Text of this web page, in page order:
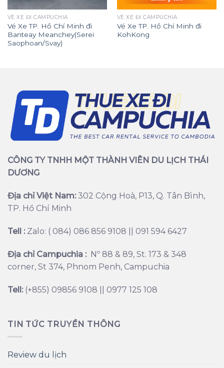
VÉ XE ĐI CAMPUCHIA
Vé Xe TP. Hồ Chí Minh đi
Banteay Meanchey(Serei
Saophoan/Svay)
VÉ XE ĐI CAMPUCHIA
Vé Xe TP. Hồ Chí Minh đi
KohKong
CÔNG TY TNHH MỘT THÀNH VIÊN DU LỊCH THÁI
DƯƠNG
Địa chỉ Việt Nam:302 Cộng Hoà, P13, Q. Tân Bình,
TP. Hồ Chí Minh
Tell :Zalo: ( 084) 086 856 9108 || 091 594 6427
Địa chỉ Campuchia :Nº 88 & 89, St. 173 & 348
corner, St 374, Phnom Penh, Campuchia
Tell:(+855) 09856 9108 || 0977 125 108
TIN TỨC TRUYỀN THÔNG
Review du lịch